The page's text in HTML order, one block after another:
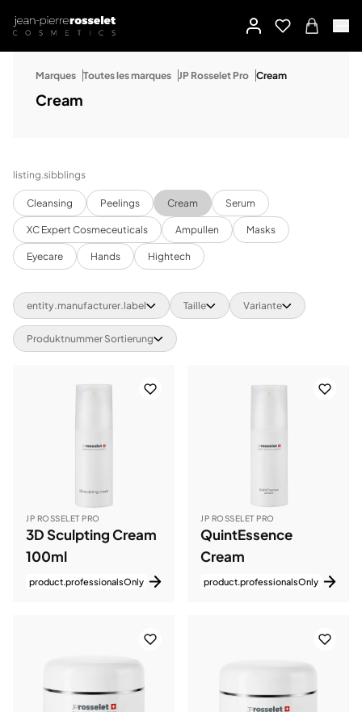
Marques Toutes les marques JP Rosselet Pro Cream
Cream
listing.sibblings
Cleansing Peelings Cream Serum
XC Expert Cosmeceuticals Ampullen Masks
Eyecare Hands Hightech
entity.manufacturer.label Taille Variante
Produktnummer Sortierung
JP ROSSELET PRO
3D Sculpting Cream
100ml
product.professionalsOnly
JP ROSSELET PRO
QuintEssence
Cream
product.professionalsOnly